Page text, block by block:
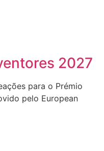
2027
para o Prémio
pelo European